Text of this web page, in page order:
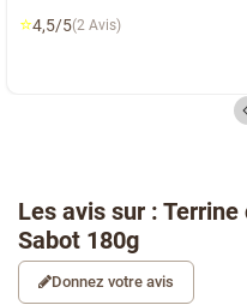
⭐4,5/5(2 Avis)
Les avis sur :
Sabot 180g
Donnez votre avis